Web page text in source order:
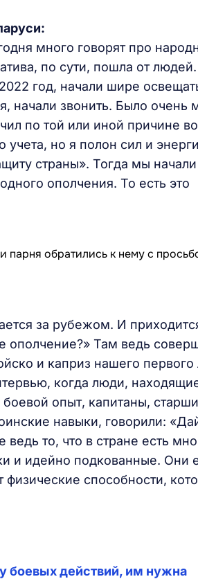
много говорят про
по сути, пошла от
год, начали шире
начали звонить. Было очень
по той или иной причине
учета, но я полон сил и
страны». Тогда мы начали
ополчения. То есть это
за рубежом. И
ополчение?» Там ведь
и каприз нашего первого
когда люди,
опыт, капитаны,
навыки, говорили:
то, что в стране есть
и идейно подкованные. Они
способности,
боевых действий, им нужна